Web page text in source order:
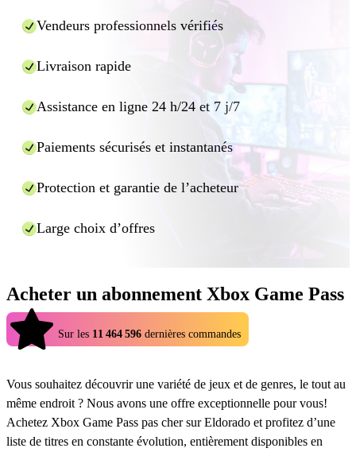
jeu. Tout le traitement du jeu s'effectue sur les serveurs Microsoft et
est diffusé directement sur votre écran. La seule chose à savoir, c'est
que le streaming de jeux est une activité très gourmande en bande
passante ; vous aurez donc besoin d'une vitesse de connexion d'au
moins 20 Mbps pour profiter du Cloud Gaming avec Xbox Game
Pass Ultimate.
Vendeurs professionnels vérifiés
Livraison rapide
Assistance en ligne 24 h/24 et 7 j/7
Paiements sécurisés et instantanés
Protection et garantie de l’acheteur
Large choix d’offres
Acheter un abonnement Xbox Game Pass
Sur les 11 464 596 dernières commandes
Vous souhaitez découvrir une variété de jeux et de genres, le tout au
même endroit ? Nous avons une offre exceptionnelle pour vous!
Achetez Xbox Game Pass pas cher sur Eldorado et profitez d’une
liste de titres en constante évolution, entièrement disponibles en